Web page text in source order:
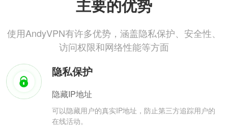
主要的优势
使用AndyVPN有许多优势，涵盖隐私保护、安全性、
访问权限和网络性能等方面
隐私保护
隐藏IP地址
可以隐藏用户的真实IP地址，防止第三方追踪用户的
在线活动。